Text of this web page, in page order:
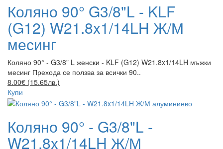
Коляно 90° G3/8"L - KLF
(G12) W21.8x1/14LH Ж/М
месинг
Коляно 90° - G3/8" L женски - KLF (G12) W21.8x1/14LH мъжки
месинг Прехода се ползва за всички 90..
8.00€ (15.65лв.)
Купи
Коляно 90° - G3/8"L -
W21.8x1/14LH Ж/М